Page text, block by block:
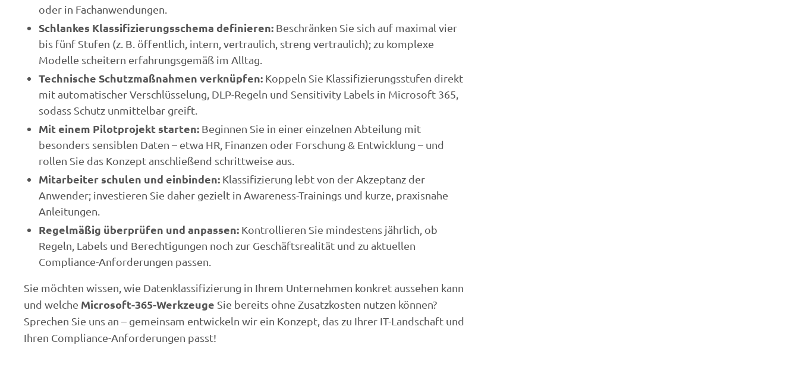
oder in Fachanwendungen.
Schlankes Klassifizierungsschema definieren: Beschränken Sie sich auf maximal vier
bis fünf Stufen (z. B. öffentlich, intern, vertraulich, streng vertraulich); zu komplexe
Modelle scheitern erfahrungsgemäß im Alltag.
Technische Schutzmaßnahmen verknüpfen: Koppeln Sie Klassifizierungsstufen direkt
mit automatischer Verschlüsselung, DLP-Regeln und Sensitivity Labels in Microsoft 365,
sodass Schutz unmittelbar greift.
Mit einem Pilotprojekt starten: Beginnen Sie in einer einzelnen Abteilung mit
besonders sensiblen Daten – etwa HR, Finanzen oder Forschung & Entwicklung – und
rollen Sie das Konzept anschließend schrittweise aus.
Mitarbeiter schulen und einbinden: Klassifizierung lebt von der Akzeptanz der
Anwender; investieren Sie daher gezielt in Awareness-Trainings und kurze, praxisnahe
Anleitungen.
Regelmäßig überprüfen und anpassen: Kontrollieren Sie mindestens jährlich, ob
Regeln, Labels und Berechtigungen noch zur Geschäftsrealität und zu aktuellen
Compliance-Anforderungen passen.
Sie möchten wissen, wie Datenklassifizierung in Ihrem Unternehmen konkret aussehen kann
und welche Microsoft-365-Werkzeuge Sie bereits ohne Zusatzkosten nutzen können?
Sprechen Sie uns an – gemeinsam entwickeln wir ein Konzept, das zu Ihrer IT-Landschaft und
Ihren Compliance-Anforderungen passt!